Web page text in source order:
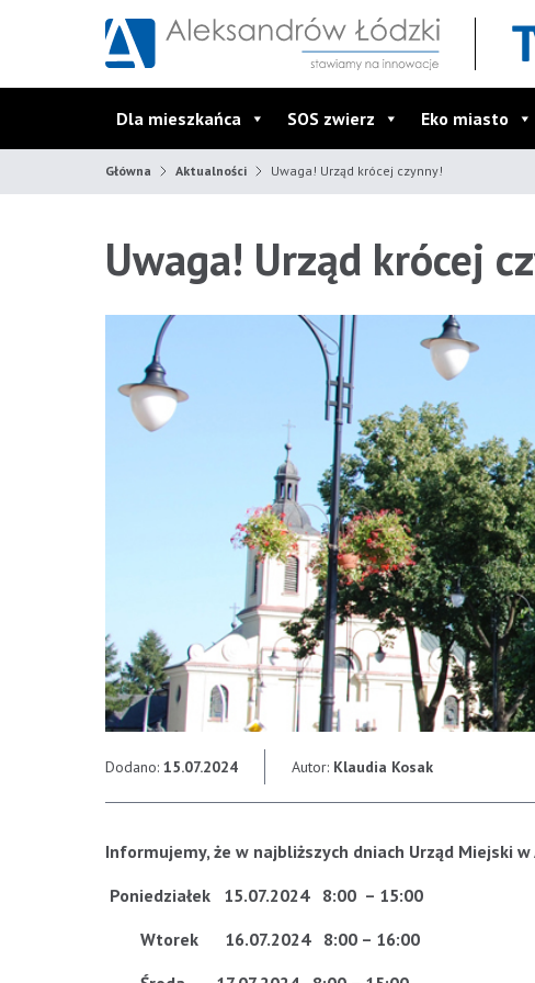
Dla mieszkańca SOS zwierz Eko miasto
Główna Aktualności Uwaga! Urząd krócej czynny!
Uwaga! Urząd krócej
Dodano: 15.07.2024 Autor: Klaudia Kosak
Informujemy, że w najbliższych dniach Urząd Miejski
Poniedziałek 15.07.2024 8:00 – 15:00
Wtorek 16.07.2024 8:00 – 16:00